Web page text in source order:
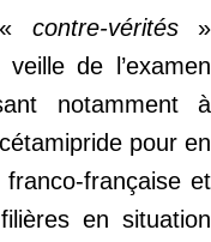
contre-vérités»
de l’examen
notamment à
pour en
française et
en situation